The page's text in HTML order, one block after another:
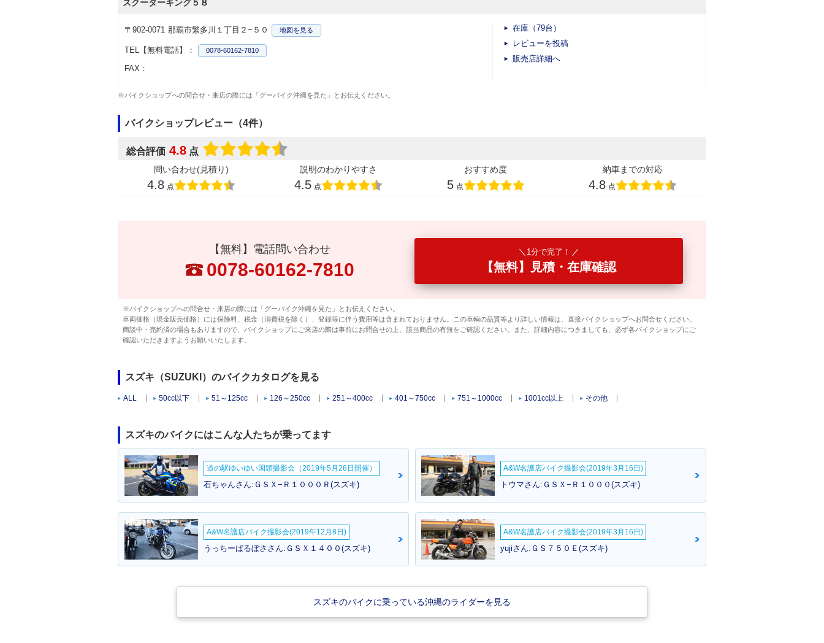
スクーターキング５８
〒902-0071 那覇市繁多川１丁目２−５０ 地図を見る
TEL【無料電話】： 0078-60162-7810
FAX：
在庫（79台）
レビューを投稿
販売店詳細へ
※バイクショップへの問合せ・来店の際には「グーバイク沖縄を見た」とお伝えください。
バイクショップレビュー（4件）
総合評価 4.8 点
問い合わせ(見積り)
4.8 点
説明のわかりやすさ
4.5 点
おすすめ度
5 点
納車までの対応
4.8 点
【無料】電話問い合わせ
0078-60162-7810
1分で完了！
【無料】見積・在庫確認
※バイクショップへの問合せ・来店の際には「グーバイク沖縄を見た」とお伝えください。
車両価格（現金販売価格）には保険料、税金（消費税を除く）、登録等に伴う費用等は含まれておりません。この車輌の品質等より詳しい情報は、直接バイクショップへお問合せください。
商談中・売約済の場合もありますので、バイクショップにご来店の際は事前にお問合せの上、該当商品の有無をご確認ください。また、詳細内容につきましても、必ず各バイクショップにご
確認いただきますようお願いいたします。
スズキ（SUZUKI）のバイクカタログを見る
ALL 50cc以下 51～125cc 126～250cc 251～400cc 401～750cc 751～1000cc 1001cc以上 その他
スズキのバイクにはこんな人たちが乗ってます
道の駅ゆいゆい国頭撮影会（2019年5月26日開催）
石ちゃんさん:ＧＳＸ−Ｒ１０００Ｒ(スズキ)
A&W名護店バイク撮影会(2019年3月16日)
トウマさん:ＧＳＸ−Ｒ１０００(スズキ)
A&W名護店バイク撮影会(2019年12月8日)
うっちーばるぼささん:ＧＳＸ１４００(スズキ)
A&W名護店バイク撮影会(2019年3月16日)
yujiさん:ＧＳ７５０Ｅ(スズキ)
スズキのバイクに乗っている沖縄のライダーを見る